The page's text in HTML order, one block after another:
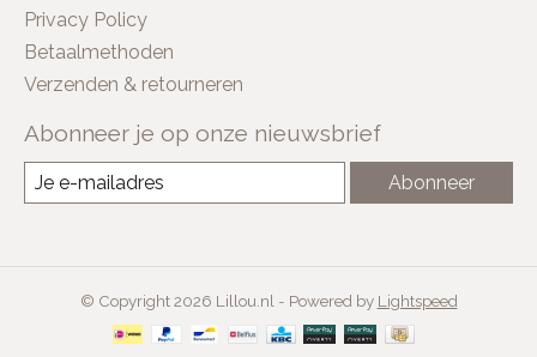
Privacy Policy
Betaalmethoden
Verzenden & retourneren
Abonneer je op onze nieuwsbrief
Abonneer
© Copyright 2026 Lillou.nl - Powered by Lightspeed